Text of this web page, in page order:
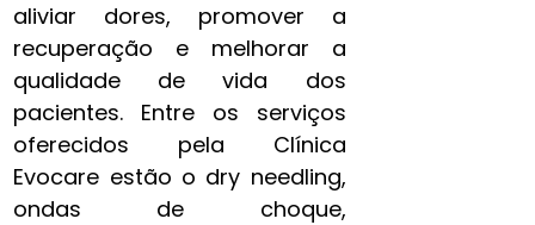
aliviar dores, promover a
recuperação e melhorar a
qualidade de vida dos
pacientes. Entre os serviços
oferecidos pela Clínica
Evocare estão o dry needling,
ondas de choque,